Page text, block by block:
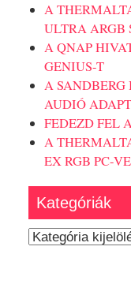
A
ULTRA ARGB
A QNAP
GENIUS-T
A SANDBERG
AUDIÓ
FEDEZD FEL
A
EX RGB PC-
Kategóriák
Kategóriák